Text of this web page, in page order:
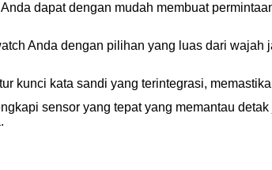
dapat dengan mudah membuat
Anda dengan pilihan yang luas dari
kunci kata sandi yang terintegrasi,
sensor yang tepat yang memantau